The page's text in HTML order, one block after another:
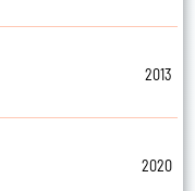
2013
2020